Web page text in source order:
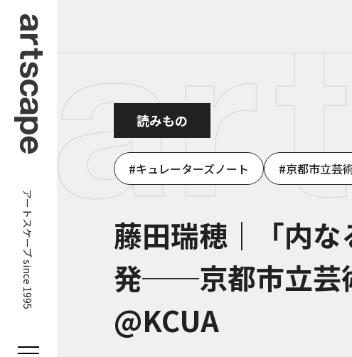
アートスケープ since 1995
読みもの
キュレーターズノート 京都市立芸
藤田瑞穂｜「内
発──京都市立芸
@KCUA